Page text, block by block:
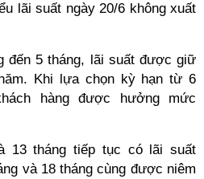
lãi suất ngày 20/6 không xuất
đến 5 tháng, lãi suất được giữ
Khi lựa chọn kỳ hạn từ 6
hàng được hưởng mức
13 tháng tiếp tục có lãi suất
và 18 tháng cùng được niêm